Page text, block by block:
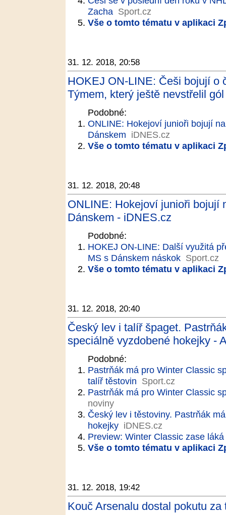
Zacha Sport.cz
Vše o tomto tématu v aplikaci
31. 12. 2018, 20:58
HOKEJ ON-LINE: Češi bojují o
Týmem, který ještě nevstřelil
Podobné:
ONLINE: Hokejoví junioři bojují
Dánskem iDNES.cz
Vše o tomto tématu v aplikaci
31. 12. 2018, 20:48
ONLINE: Hokejoví junioři bojují
Dánskem - iDNES.cz
Podobné:
HOKEJ ON-LINE: Další využitá
MS s Dánskem náskok Sport.cz
Vše o tomto tématu v aplikaci
31. 12. 2018, 20:40
Český lev i talíř špaget.
speciálně vyzdobené hokejky -
Podobné:
Pastrňák má pro Winter Classic
talíř těstovin Sport.cz
Pastrňák má pro Winter Classic
noviny
Český lev i těstoviny. Pastrňák
hokejky iDNES.cz
Preview: Winter Classic zase
Vše o tomto tématu v aplikaci
31. 12. 2018, 19:42
Kouč Arsenalu dostal pokutu